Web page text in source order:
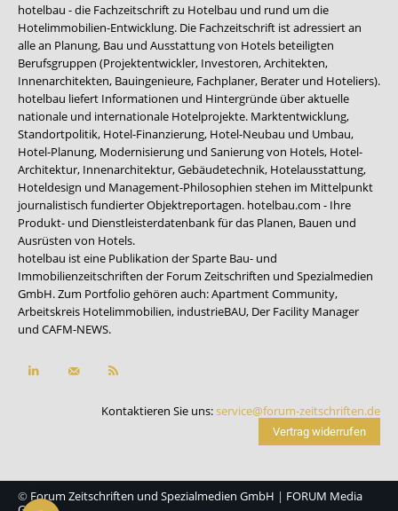
hotelbau - die Fachzeitschrift zu Hotelbau und rund um die
Hotelimmobilien-Entwicklung. Die Fachzeitschrift ist adressiert an
alle an Planung, Bau und Ausstattung von Hotels beteiligten
Berufsgruppen (Projektentwickler, Investoren, Architekten,
Innenarchitekten, Bauingenieure, Fachplaner, Berater und Hoteliers).
hotelbau liefert Informationen und Hintergründe über aktuelle
nationale und internationale Hotelprojekte. Marktentwicklung,
Standortpolitik, Hotel-Finanzierung, Hotel-Neubau und Umbau,
Hotel-Planung, Modernisierung und Sanierung von Hotels, Hotel-
Architektur, Innenarchitektur, Gebäudetechnik, Hotelausstattung,
Hoteldesign und Management-Philosophien stehen im Mittelpunkt
journalistisch fundierter Objektreportagen. hotelbau.com - Ihre
Produkt- und Dienstleisterdatenbank für das Planen, Bauen und
Ausrüsten von Hotels.
hotelbau ist eine Publikation der Sparte Bau- und
Immobilienzeitschriften der Forum Zeitschriften und Spezialmedien
GmbH. Zum Portfolio gehören auch:Apartment Community,
Arbeitskreis Hotelimmobilien, industrieBAU, Der Facility Manager
und CAFM-NEWS.
Kontaktieren Sie uns:service@forum-zeitschriften.de
Vertrag widerrufen
© Forum Zeitschriften und Spezialmedien GmbH | FORUM Media